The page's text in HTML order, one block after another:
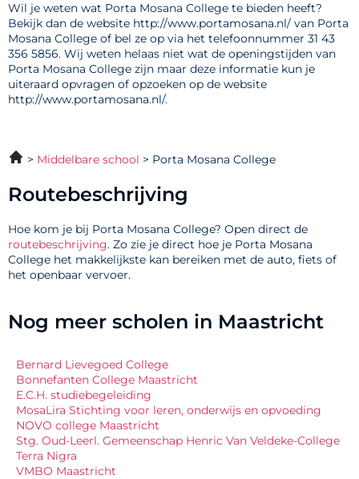
Wil je weten wat Porta Mosana College te bieden heeft?
Bekijk dan de website http://www.portamosana.nl/ van Porta
Mosana College of bel ze op via het telefoonnummer 31 43
356 5856. Wij weten helaas niet wat de openingstijden van
Porta Mosana College zijn maar deze informatie kun je
uiteraard opvragen of opzoeken op de website
http://www.portamosana.nl/.
Middelbare school Porta Mosana College
Routebeschrijving
Hoe kom je bij Porta Mosana College? Open direct de
routebeschrijving. Zo zie je direct hoe je Porta Mosana
College het makkelijkste kan bereiken met de auto, fiets of
het openbaar vervoer.
Nog meer scholen in Maastricht
Bernard Lievegoed College
Bonnefanten College Maastricht
E.C.H. studiebegeleiding
MosaLira Stichting voor leren, onderwijs en opvoeding
NOVO college Maastricht
Stg. Oud-Leerl. Gemeenschap Henric Van Veldeke-College
Terra Nigra
VMBO Maastricht